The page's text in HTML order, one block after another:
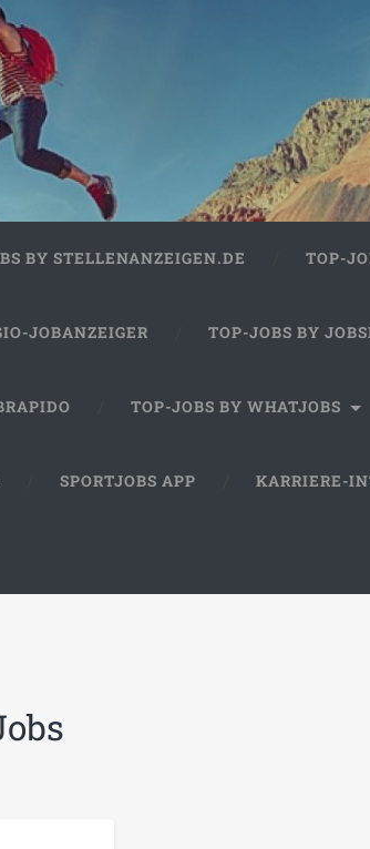
BY STELLENANZEIGEN.DE TOP-
JOBANZEIGER TOP-JOBS BY
TOP-JOBS BY WHATJOBS
SPORTJOBS APP KARRIERE-